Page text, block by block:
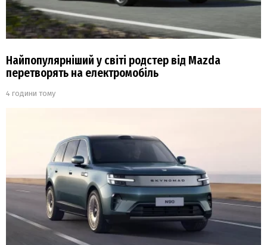
Найпопулярніший у світі родстер від Mazda
перетворять на електромобіль
4 години тому